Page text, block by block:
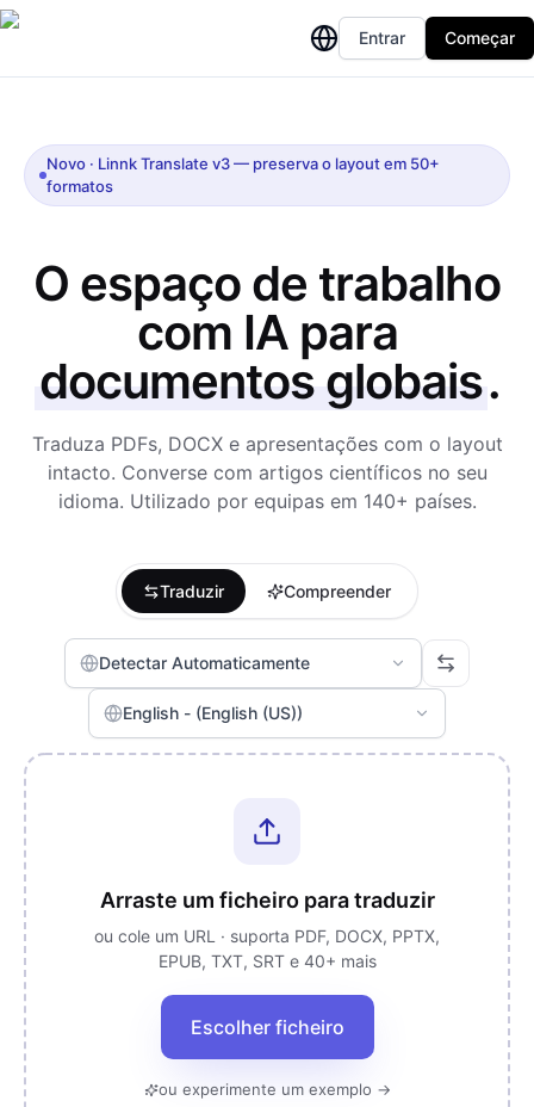
Entrar Começar
Novo · Linnk Translate v3 — preserva o layout em 50+
formatos
O espaço de trabalho
com IA para
documentos globais.
Traduza PDFs, DOCX e apresentações com o layout
intacto. Converse com artigos científicos no seu
idioma. Utilizado por equipas em 140+ países.
Traduzir Compreender
Detectar Automaticamente
English - (English (US))
Arraste um ficheiro para traduzir
ou cole um URL · suporta PDF, DOCX, PPTX,
EPUB, TXT, SRT e 40+ mais
Escolher ficheiro
ou experimente um exemplo →